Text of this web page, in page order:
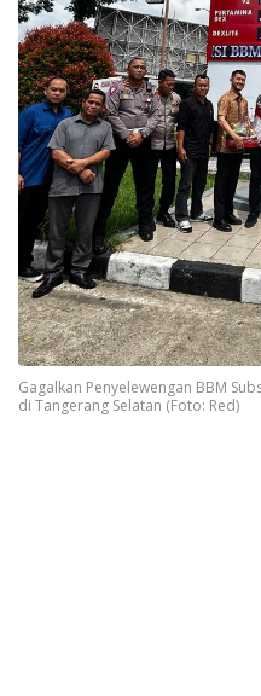
Gagalkan Penyelewengan BBM
di Tangerang Selatan (Foto: Red)